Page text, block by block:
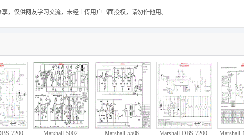
，仅供网友学习交流，未经上传用户书面授权，请勿作他用。
7200- Marshall-5002- Marshall-5506- Marshall-DBS-7200- Marshall-